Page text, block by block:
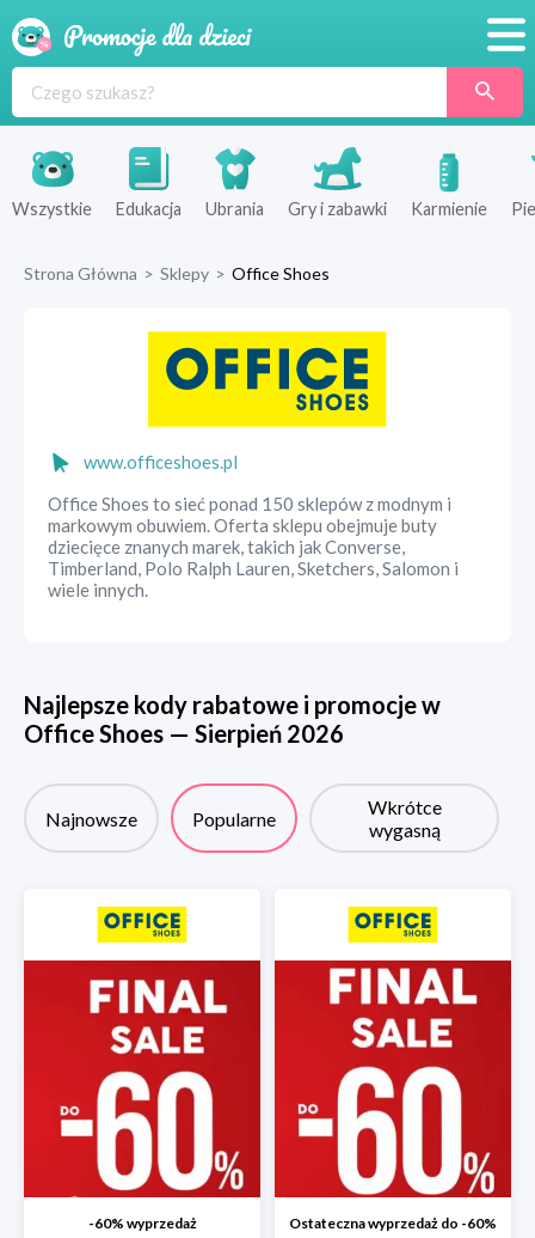
Produkty
Sklepy
Wszystkie Edukacja Ubrania Gry i zabawki Karmienie
Strona Główna > Sklepy > Office Shoes
www.officeshoes.pl
Office Shoes to sieć ponad 150 sklepów z modnym i
markowym obuwiem. Oferta sklepu obejmuje buty
dziecięce znanych marek, takich jak Converse,
Timberland, Polo Ralph Lauren, Sketchers, Salomon i
wiele innych.
Najlepsze kody rabatowe i promocje w
Office Shoes — Sierpień 2026
Najnowsze Popularne
Wkrótce
wygasną
-60% wyprzedaż Ostateczna wyprzedaż do -60%